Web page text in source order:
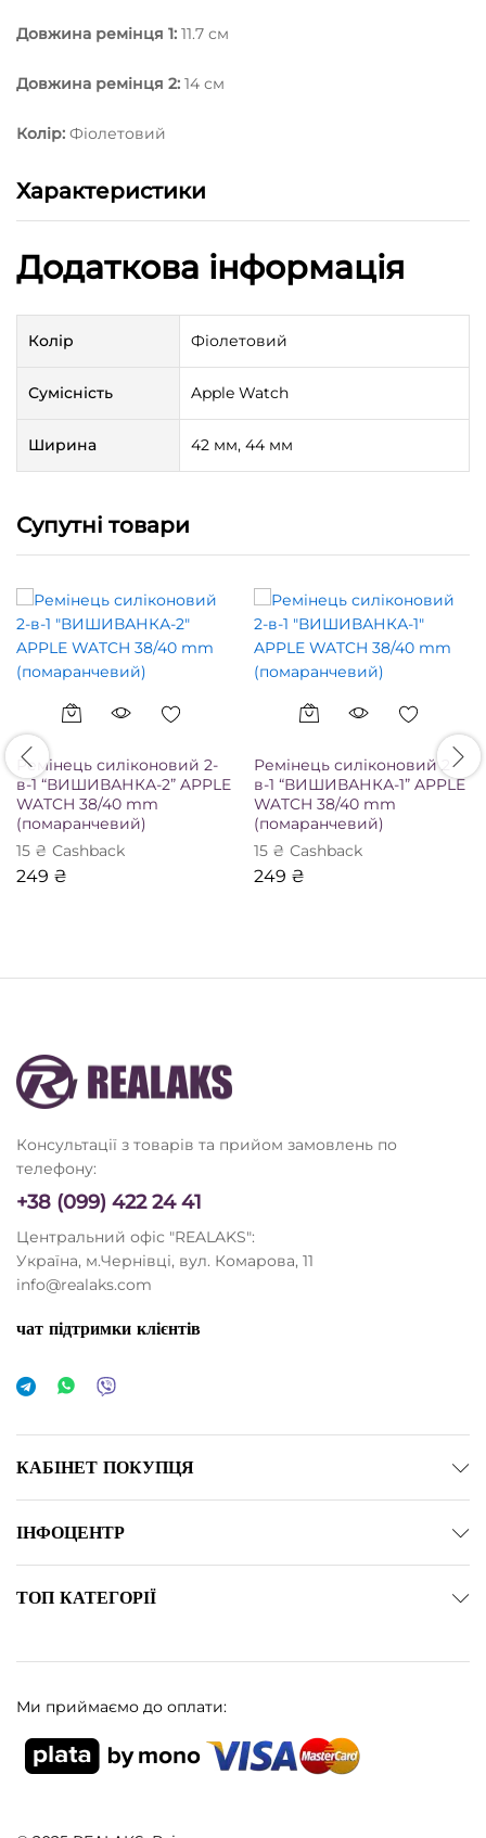
Довжина ремінця 1: 11.7 см
Довжина ремінця 2: 14 см
Колір: Фіолетовий
Характеристики
Додаткова інформація
Колір Фіолетовий
Сумісність Apple Watch
Ширина 42 мм, 44 мм
Супутні товари
Ремінець силіконовий 2-
в-1 “ВИШИВАНКА-2” APPLE
WATCH 38/40 mm
(помаранчевий)
15 ₴ Сashback
249 ₴
Ремінець силіконовий 2-
в-1 “ВИШИВАНКА-1” APPLE
WATCH 38/40 mm
(помаранчевий)
15 ₴ Сashback
249 ₴
Консультації з товарів та прийом замовлень по
телефону:
+38 (099) 422 24 41
Центральний офіс "REALAKS":
Україна, м.Чернівці, вул. Комарова, 11
info@realaks.com
чат підтримки клієнтів
КАБІНЕТ ПОКУПЦЯ
ІНФОЦЕНТР
ТОП КАТЕГОРІЇ
Ми приймаємо до оплати: